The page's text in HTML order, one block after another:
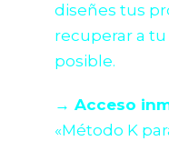
diseñes tus
recuperar a
posible.
→ Acceso
«Método K